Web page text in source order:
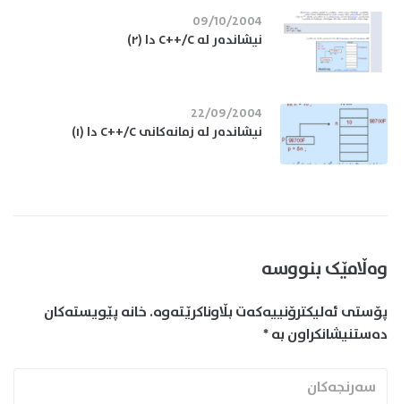
09/10/2004
نیشاندەر لە C++/C دا (٢)
22/09/2004
نیشاندەر لە زمانەکانی C++/C دا (١)
وەڵامێک بنووسە
پۆستی ئەلیکترۆنییەکەت بڵاوناکرێتەوە.خانە پێویستەکان
دەستنیشانکراون بە*